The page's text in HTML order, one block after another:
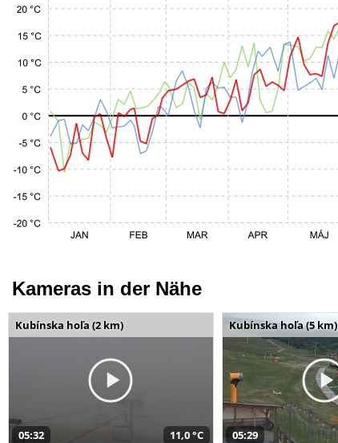
Kameras in der Nähe
Kubínska hoľa (2 km)
05:32 11,0 °C
Kubínska hoľa (5 km)
05:29